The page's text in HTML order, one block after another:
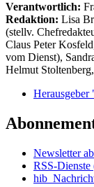
Verantwortlich:
Redaktion: Lisa
(stellv.
Claus Peter
vom Dienst),
Helmut
Herausgeber
Newsletter
RSS-Dienste